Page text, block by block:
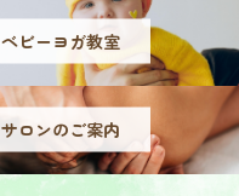
ベビーヨガ教室
サロンのご案内